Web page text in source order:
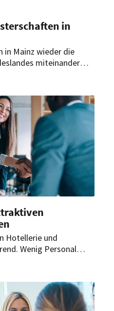
in
in Mainz wieder die
miteinander
Hotellerie und
Wenig Personal
für Unmut in der
dem